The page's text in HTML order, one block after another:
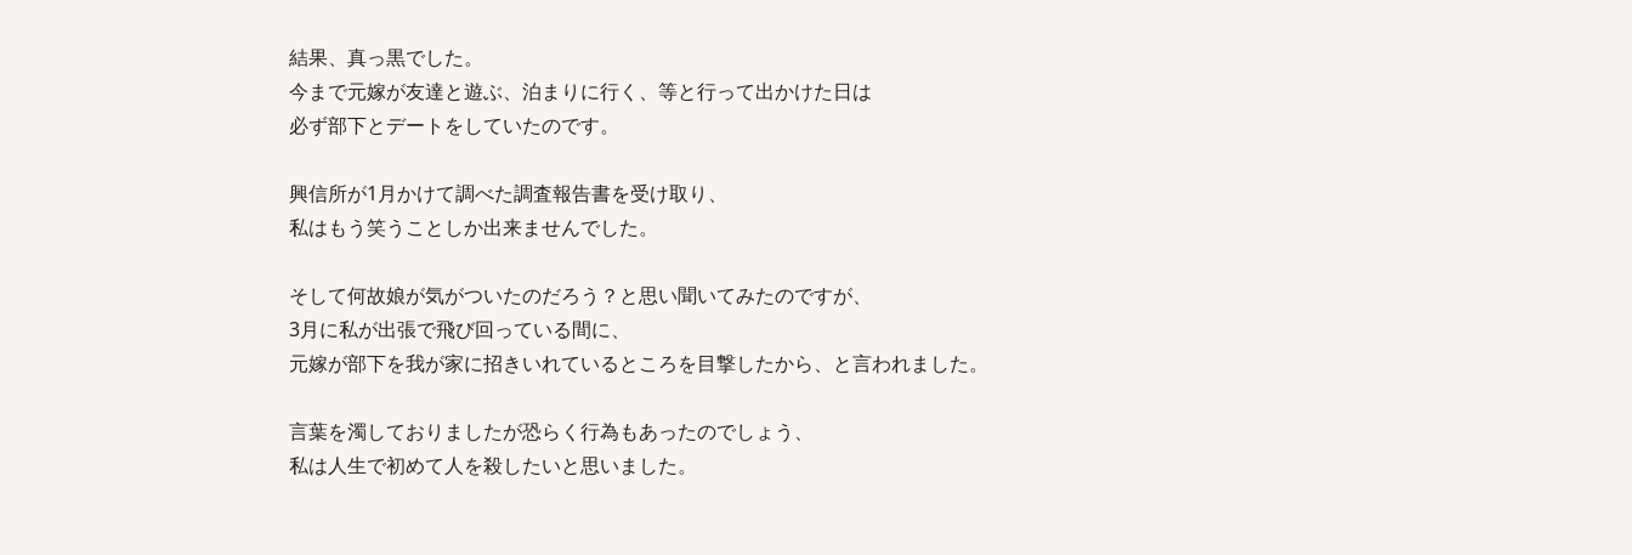
結果、真っ黒でした。
今まで元嫁が友達と遊ぶ、泊まりに行く、等と行って出かけた日は
必ず部下とデートをしていたのです。
興信所が1月かけて調べた調査報告書を受け取り、
私はもう笑うことしか出来ませんでした。
そして何故娘が気がついたのだろう？と思い聞いてみたのですが、
3月に私が出張で飛び回っている間に、
元嫁が部下を我が家に招きいれているところを目撃したから、と言われました。
言葉を濁しておりましたが恐らく行為もあったのでしょう、
私は人生で初めて人を殺したいと思いました。